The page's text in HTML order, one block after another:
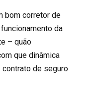
bom corretor de
da
– quão
que dinâmica
de seguro